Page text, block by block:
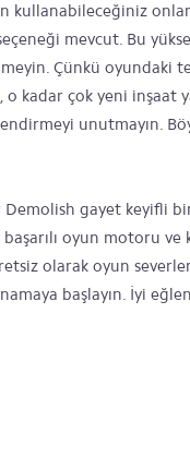
kullanabileceğiniz
mevcut. Bu
Çünkü oyundaki
o kadar çok yeni inşaat
unutmayın.
gayet keyifli
başarılı oyun motoru
olarak oyun
başlayın. İyi